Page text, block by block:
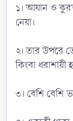
১। আযান ও
নেয়া।
২। তার উপরে
কিংবা ধরাশায়ী
৩। বেশি বেশি